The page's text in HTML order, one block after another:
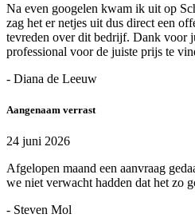
Na even googelen kwam ik uit op
zag het er netjes uit dus direct een
tevreden over dit bedrijf. Dank voor
professional voor de juiste prijs te
- Diana de Leeuw
Aangenaam verrast
24 juni 2026
Afgelopen maand een aanvraag
we niet verwacht hadden dat het zo
- Steven Mol